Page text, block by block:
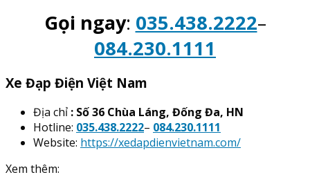
Gọi ngay: 035.438.2222–
084.230.1111
Xe Đạp Điện Việt Nam
Địa chỉ : Số 36 Chùa Láng, Đống Đa, HN
Hotline: 035.438.2222– 084.230.1111
Website: https://xedapdienvietnam.com/
Xem thêm: